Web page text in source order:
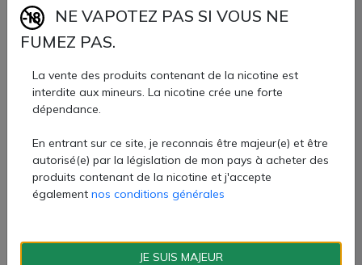
2 valeurs sont disponibles en 1.4 Ω et 0.7 Ω, pour une vape
MTL de qualité.
avec un système remplissage facile par le côté.
Cartouches Wenax H1 Geekvape vendues chez AZVape
9,80 €
Quantité
NE VAPOTEZ PAS SI VOUS NE
FUMEZ PAS.
La vente des produits contenant de la nicotine est
interdite aux mineurs. La nicotine crée une forte
dépendance.
En entrant sur ce site, je reconnais être majeur(e) et être
autorisé(e) par la législation de mon pays à acheter des
produits contenant de la nicotine et j'accepte
également nos conditions générales
JE SUIS MAJEUR